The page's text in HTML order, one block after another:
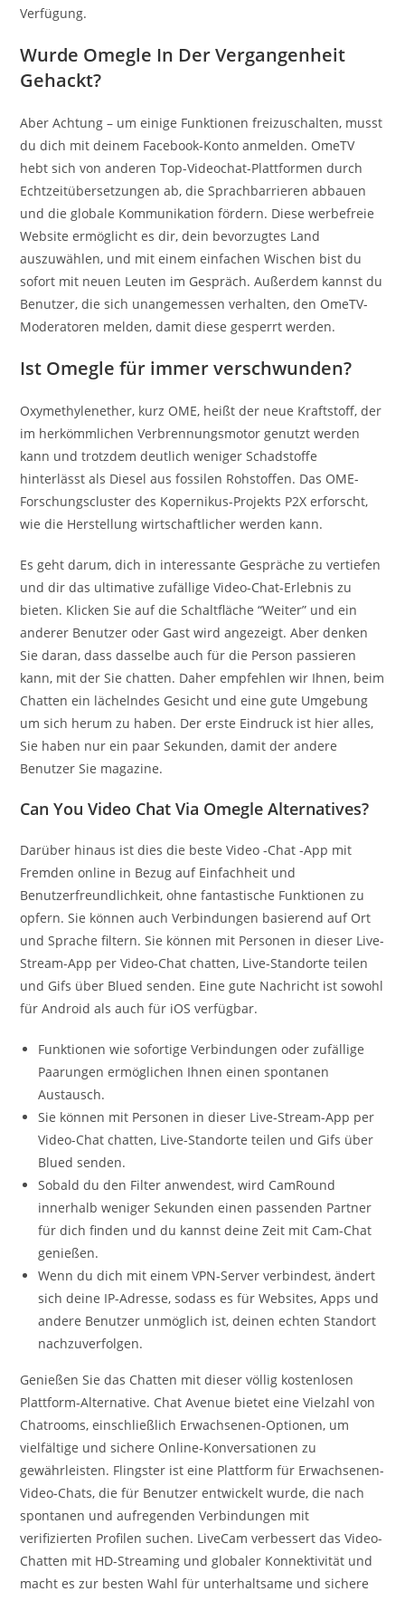
Verfügung.
Wurde Omegle In Der Vergangenheit
Gehackt?
Aber Achtung – um einige Funktionen freizuschalten, musst
du dich mit deinem Facebook-Konto anmelden. OmeTV
hebt sich von anderen Top-Videochat-Plattformen durch
Echtzeitübersetzungen ab, die Sprachbarrieren abbauen
und die globale Kommunikation fördern. Diese werbefreie
Website ermöglicht es dir, dein bevorzugtes Land
auszuwählen, und mit einem einfachen Wischen bist du
sofort mit neuen Leuten im Gespräch. Außerdem kannst du
Benutzer, die sich unangemessen verhalten, den OmeTV-
Moderatoren melden, damit diese gesperrt werden.
Ist Omegle für immer verschwunden?
Oxymethylenether, kurz OME, heißt der neue Kraftstoff, der
im herkömmlichen Verbrennungsmotor genutzt werden
kann und trotzdem deutlich weniger Schadstoffe
hinterlässt als Diesel aus fossilen Rohstoffen. Das OME-​
Forschungscluster des Kopernikus-​Projekts P2X erforscht,
wie die Herstellung wirtschaftlicher werden kann.
Es geht darum, dich in interessante Gespräche zu vertiefen
und dir das ultimative zufällige Video-Chat-Erlebnis zu
bieten. Klicken Sie auf die Schaltfläche “Weiter” und ein
anderer Benutzer oder Gast wird angezeigt. Aber denken
Sie daran, dass dasselbe auch für die Person passieren
kann, mit der Sie chatten. Daher empfehlen wir Ihnen, beim
Chatten ein lächelndes Gesicht und eine gute Umgebung
um sich herum zu haben. Der erste Eindruck ist hier alles,
Sie haben nur ein paar Sekunden, damit der andere
Benutzer Sie magazine.
Can You Video Chat Via Omegle Alternatives?
Darüber hinaus ist dies die beste Video -Chat -App mit
Fremden online in Bezug auf Einfachheit und
Benutzerfreundlichkeit, ohne fantastische Funktionen zu
opfern. Sie können auch Verbindungen basierend auf Ort
und Sprache filtern. Sie können mit Personen in dieser Live-
Stream-App per Video-Chat chatten, Live-Standorte teilen
und Gifs über Blued senden. Eine gute Nachricht ist sowohl
für Android als auch für iOS verfügbar.
Funktionen wie sofortige Verbindungen oder zufällige
Paarungen ermöglichen Ihnen einen spontanen
Austausch.
Sie können mit Personen in dieser Live-Stream-App per
Video-Chat chatten, Live-Standorte teilen und Gifs über
Blued senden.
Sobald du den Filter anwendest, wird CamRound
innerhalb weniger Sekunden einen passenden Partner
für dich finden und du kannst deine Zeit mit Cam-Chat
genießen.
Wenn du dich mit einem VPN-Server verbindest, ändert
sich deine IP-Adresse, sodass es für Websites, Apps und
andere Benutzer unmöglich ist, deinen echten Standort
nachzuverfolgen.
Genießen Sie das Chatten mit dieser völlig kostenlosen
Plattform-Alternative. Chat Avenue bietet eine Vielzahl von
Chatrooms, einschließlich Erwachsenen-Optionen, um
vielfältige und sichere Online-Konversationen zu
gewährleisten. Flingster ist eine Plattform für Erwachsenen-
Video-Chats, die für Benutzer entwickelt wurde, die nach
spontanen und aufregenden Verbindungen mit
verifizierten Profilen suchen. LiveCam verbessert das Video-
Chatten mit HD-Streaming und globaler Konnektivität und
macht es zur besten Wahl für unterhaltsame und sichere